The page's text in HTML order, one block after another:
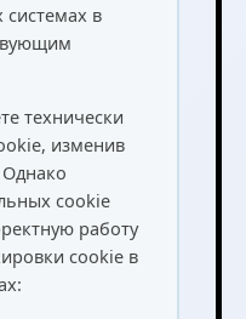
в
технически
изменив
Однако
cookie
работу
cookie в